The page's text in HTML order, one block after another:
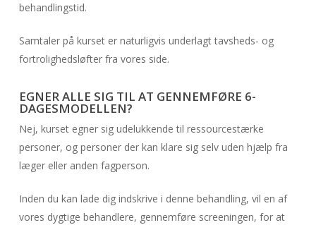
behandlingstid.
Samtaler på kurset er naturligvis underlagt tavsheds- og
fortrolighedsløfter fra vores side.
EGNER ALLE SIG TIL AT GENNEMFØRE 6-
DAGESMODELLEN?
Nej, kurset egner sig udelukkende til ressourcestærke
personer, og personer der kan klare sig selv uden hjælp fra
læger eller anden fagperson.
Inden du kan lade dig indskrive i denne behandling, vil en af
vores dygtige behandlere, gennemføre screeningen, for at